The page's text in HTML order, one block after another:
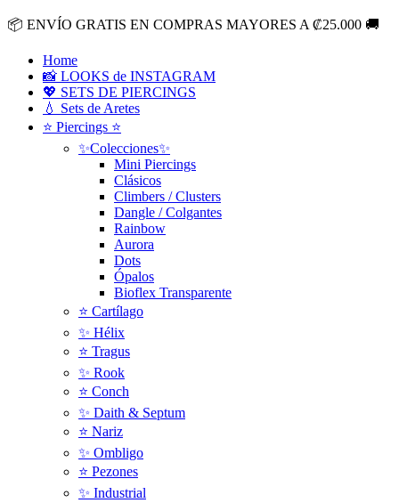
Ir
al
contenido
📦 ENVÍO GRATIS EN COMPRAS MAYORES A ₡25.000 🚚
Home
📸 LOOKS de INSTAGRAM
💖 SETS DE PIERCINGS
💧 Sets de Aretes
⭐ Piercings ⭐
✨Colecciones✨
Mini Piercings
Clásicos
Climbers / Clusters
Dangle / Colgantes
Rainbow
Aurora
Dots
Ópalos
Bioflex Transparente
⭐️ Cartílago
✨ Hélix
⭐ Tragus
✨ Rook
⭐️ Conch
✨ Daith & Septum
⭐️ Nariz
✨ Ombligo
⭐️ Pezones
✨ Industrial